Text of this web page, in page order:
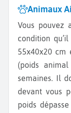
Animaux
Vous pouvez amener votre chien ou votre chat à
condition
55x40x20 cm
(poids
semaines. Il
devant vous
poids